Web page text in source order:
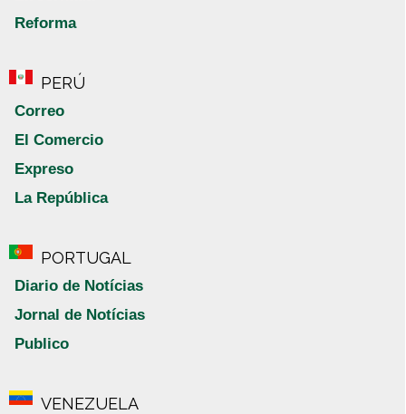
Reforma
PERÚ
Correo
El Comercio
Expreso
La República
PORTUGAL
Diario de Notícias
Jornal de Notícias
Publico
VENEZUELA